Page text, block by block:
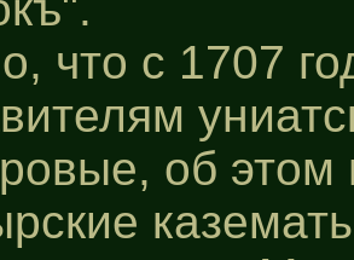
что с 1707
об